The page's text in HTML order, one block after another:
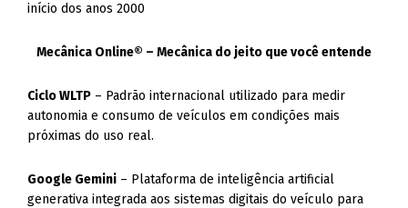
início dos anos 2000
Mecânica Online® – Mecânica do jeito que você entende
Ciclo WLTP – Padrão internacional utilizado para medir
autonomia e consumo de veículos em condições mais
próximas do uso real.
Google Gemini – Plataforma de inteligência artificial
generativa integrada aos sistemas digitais do veículo para